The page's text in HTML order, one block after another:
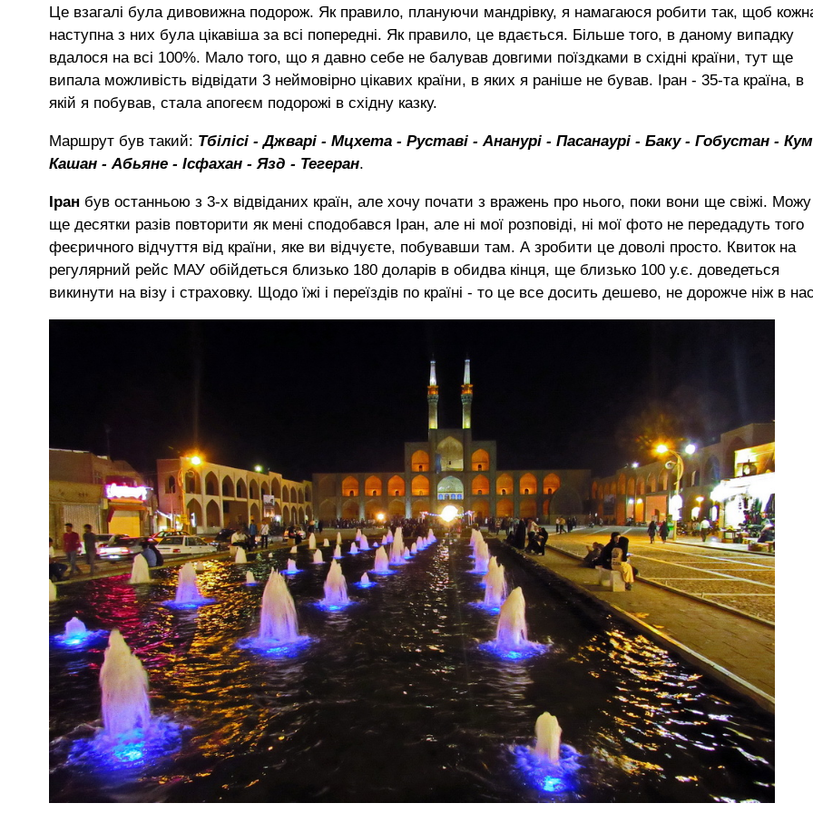
Це взагалі була дивовижна подорож. Як правило, плануючи мандрівку, я намагаюся робити так, щоб
наступна з них була цікавіша за всі попередні. Як правило, це вдається. Більше того, в даному випадку
вдалося на всі 100%. Мало того, що я давно себе не балував довгими поїздками в східні країни, тут ще
випала можливість відвідати 3 неймовірно цікавих країни, в яких я раніше не бував. Іран - 35-та країна, в
якій я побував, стала апогеєм подорожі в східну казку.
Маршрут був такий: Тбілісі - Джварі - Мцхета - Руставі - Ананурі - Пасанаурі - Баку - Гобустан -
Кашан - Абьяне - Ісфахан - Язд - Тегеран.
Іран був останньою з 3-х відвіданих країн, але хочу почати з вражень про нього, поки вони ще свіжі. Можу
ще десятки разів повторити як мені сподобався Іран, але ні мої розповіді, ні мої фото не передадуть того
феєричного відчуття від країни, яке ви відчуєте, побувавши там. А зробити це доволі просто. Квиток на
регулярний рейс МАУ обійдеться близько 180 доларів в обидва кінця, ще близько 100 у.є. доведеться
викинути на візу і страховку. Щодо їжі і переїздів по країні - то це все досить дешево, не дорожче ніж в